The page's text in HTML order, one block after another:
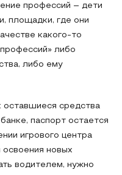
профессий – дети
площадки, где они
какого-то
либо
либо ему
оставшиеся средства
паспорт остается
игрового центра
новых
водителем, нужно